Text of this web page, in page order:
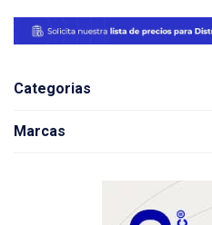
Categorias
Marcas